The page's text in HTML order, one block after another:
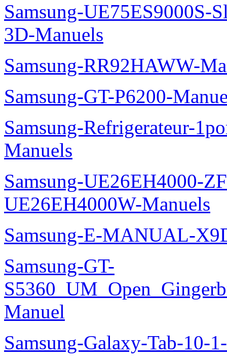
Samsung-
3D-Manuels
Samsung-RR92HAWW-
Samsung-GT-P6200-
Samsung-Refrigerateur-
Manuels
Samsung-UE26EH4000-
UE26EH4000W-Manuels
Samsung-E-MANUAL-
Samsung-GT-
Manuel
Samsung-Galaxy-Tab-10-